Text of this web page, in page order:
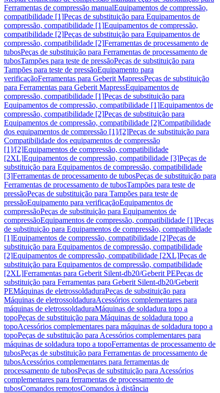
Ferramentas de compressão manualEquipamentos de compressão,
compatibilidade [1]Peças de substituição para Equipamentos de
compressão, compatibilidade [1]Equipamentos de compressão,
compatibilidade [2]Peças de substituição para Equipamentos de
compressão, compatibilidade [2]Ferramentas de processamento de
tubosPeças de substituição para Ferramentas de processamento de
tubosTampões para teste de pressãoPeças de substituição para
Tampões para teste de pressãoEquipamento para
verificaçãoFerramentas para Geberit MapressPeças de substituição
para Ferramentas para Geberit MapressEquipamentos de
compressão, compatibilidade [1]Peças de substituição para
Equipamentos de compressão, compatibilidade [1]Equipamentos de
compressão, compatibilidade [2]Peças de substituição para
Equipamentos de compressão, compatibilidade [2]Compatibilidade
dos equipamentos de compressão [1]/[2]Peças de substituição para
Compatibilidade dos equipamentos de compressão
[1]/[2]Equipamentos de compressão, compatibilidade
[2XL]Equipamentos de compressão, compatibilidade [3]Peças de
substituição para Equipamentos de compressão, compatibilidade
[3]Ferramentas de processamento de tubosPeças de substituição para
Ferramentas de processamento de tubosTampões para teste de
pressãoPeças de substituição para Tampões para teste de
pressãoEquipamento para verificaçãoEquipamentos de
compressãoPeças de substituição para Equipamentos de
compressãoEquipamentos de compressão, compatibilidade [1]Peças
de substituição para Equipamentos de compressão, compatibilidade
[1]Equipamentos de compressão, compatibilidade [2]Peças de
substituição para Equipamentos de compressão, compatibilidade
[2]Equipamentos de compressão, compatibilidade [2XL]Peças de
substituição para Equipamentos de compressão, compatibilidade
[2XL]Ferramentas para Geberit Silent-db20/Geberit PEPeças de
substituição para Ferramentas para Geberit Silent-db20/Geberit
PEMáquinas de eletrossoldaduraPeças de substituição para
Máquinas de eletrossoldaduraAcessórios complementares para
máquinas de eletrossoldaduraMáquinas de soldadura topo a
topoPeças de substituição para Máquinas de soldadura topo a
topoAcessórios complementares para máquinas de soldadura topo a
topoPeças de substituição para Acessórios complementares para
máquinas de soldadura topo a topoFerramentas de processamento de
tubosPeças de substituição para Ferramentas de processamento de
tubosAcessórios complementares para ferramentas de
processamento de tubosPeças de substituição para Acessórios
complementares para ferramentas de processamento de
tubosComandos remotosComandos à distância